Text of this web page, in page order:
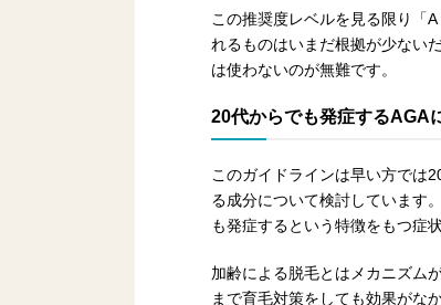
この推奨度レベルを見る限り「
れるものはいまだ根拠が少ない
は使わないのが無難です。
20代からでも発症するAGA
このガイドラインは早い方では
る成分について検討しています
も発症するという特徴をもつ症状
加齢による脱毛とはメカニズム
まで育毛対策をしても効果がな